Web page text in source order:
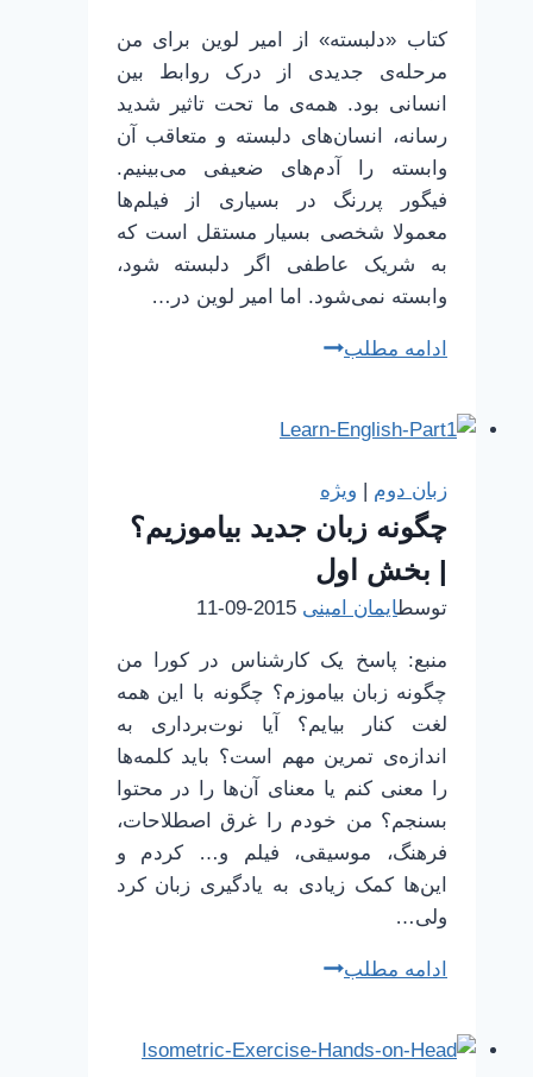
مغز
کتاب «دلبسته» از امیر لوین برای من
مرحله‌ی جدیدی از درک روابط بین
انسانی بود. همه‌ی ما تحت تاثیر شدید
رسانه، انسان‌های دلبسته و متعاقب آن
وابسته را آدم‌های ضعیفی می‌بینیم.
فیگور پررنگ در بسیاری از فیلم‌ها
معمولا شخصی بسیار مستقل است که
به شریک عاطفی اگر دلبسته شود،
وابسته نمی‌شود. اما امیر لوین در…
ادامه مطلبافراد
وابستگی
دلبستگی
زبان دوم | ویژه
چگونه زبان جدید بیاموزیم؟
| بخش اول
توسطایمان امینی 2015-09-11
منبع: پاسخ یک کارشناس در کورا من
چگونه زبان بیاموزم؟ چگونه با این همه
لغت کنار بیایم؟ آیا نوت‌برداری به
اندازه‌ی تمرین مهم است؟ باید کلمه‌ها
را معنی کنم یا معنای آن‌ها را در محتوا
بسنجم؟ من خودم را غرق اصطلاحات،
فرهنگ، موسیقی، فیلم و… کردم و
این‌ها کمک زیادی به یادگیری زبان کرد
ولی…
ادامه مطلبچگونه
بیاموزیم؟